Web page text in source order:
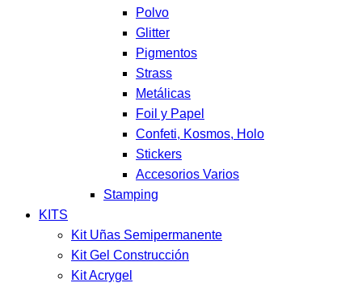
Polvo
Glitter
Pigmentos
Strass
Metálicas
Foil y Papel
Confeti, Kosmos, Holo
Stickers
Accesorios Varios
Stamping
KITS
Kit Uñas Semipermanente
Kit Gel Construcción
Kit Acrygel